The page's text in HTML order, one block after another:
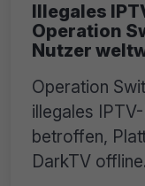
Illegales
Operation
Nutzer
Operation
illegales
betroffen,
DarkTV offline.